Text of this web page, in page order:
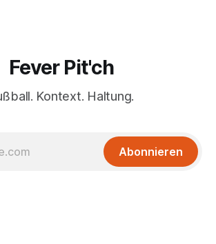
Fever Pit'ch
Kontext. Haltung.
Abonnieren